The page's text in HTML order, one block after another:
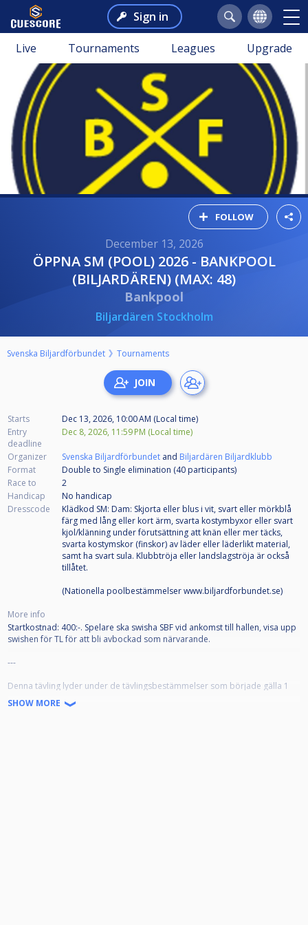
Sign in
Live Tournaments Leagues Upgrade
FOLLOW
December 13, 2026
ÖPPNA SM (POOL) 2026 - BANKPOOL
(BILJARDÄREN) (MAX: 48)
Bankpool
Biljardären Stockholm
Svenska Biljardförbundet Tournaments
Starts
Dec 13, 2026, 10:00 AM (Local time)
Entry
deadline
Dec 8, 2026, 11:59 PM (Local time)
Organizer Svenska Biljardförbundet and Biljardären Biljardklubb
Format
Double to Single elimination (40 participants)
Race to
2
Handicap
No handicap
Dresscode
Klädkod SM: Dam: Skjorta eller blus i vit, svart eller mörkblå
färg med lång eller kort ärm, svarta kostymbyxor eller svart
kjol/klänning under förutsättning att knän eller mer täcks,
svarta kostymskor (finskor) av läder eller läderlikt material,
samt ha svart sula. Klubbtröja eller landslagströja är också
tillåtet.
(Nationella poolbestämmelser www.biljardforbundet.se)
More info
Startkostnad: 400:-. Spelare ska swisha SBF vid ankomst till hallen, visa upp
swishen för TL för att bli avbockad som närvarande.
---
Denna tävling lyder under de tävlingsbestämmelser som började gälla 1
juli 2026.
SHOW MORE